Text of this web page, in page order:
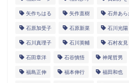
矢作ちはる 矢作直樹 石井あら
石原加受子 石原新菜 石川光陽
石川真理子 石川英輔 石村友見
石田章洋 石谷慎悟 神尾哲男
福島正伸 福本伸行 福田和也